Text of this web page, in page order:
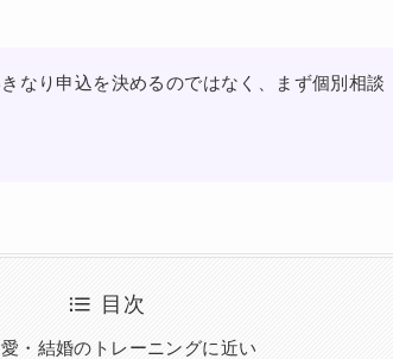
なり申込を決めるのではなく、まず個別相
目次
・結婚のトレーニングに近い